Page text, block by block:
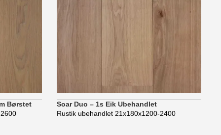
Børstet
Soar Duo – 1s Eik Ubehandlet
Rustik ubehandlet 21x180x1200-2400